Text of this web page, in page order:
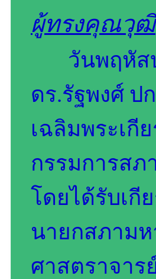
ผู้ทรงคุณวุฒิ
วันพฤหัส
ดร.รัฐพงศ์
เฉลิมพระเกี
กรรมการส
โดยได้รับเกี
นายกสภามห
ศาสตราจาร